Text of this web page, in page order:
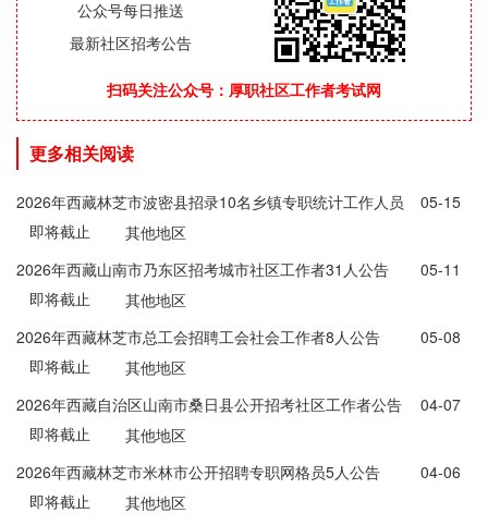
公众号每日推送
最新社区招考公告
扫码关注公众号：厚职社区工作者考试网
更多相关阅读
2026年西藏林芝市波密县招录10名乡镇专职统计工作人员
公告
05-15
即将截止
其他地区
2026年西藏山南市乃东区招考城市社区工作者31人公告
05-11
即将截止
其他地区
2026年西藏林芝市总工会招聘工会社会工作者8人公告
05-08
即将截止
其他地区
2‌026年西藏自治区山南市桑日县公开招考社区工作者公告
04-07
即将截止
其他地区
2026年西藏林芝市米林市公开招聘专职网格员5人公告
04-06
即将截止
其他地区